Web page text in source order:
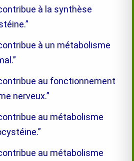
à la synthèse
à un métabolisme
au fonctionnement
nerveux.”
au métabolisme
au métabolisme